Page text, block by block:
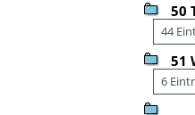
50
44
51
6